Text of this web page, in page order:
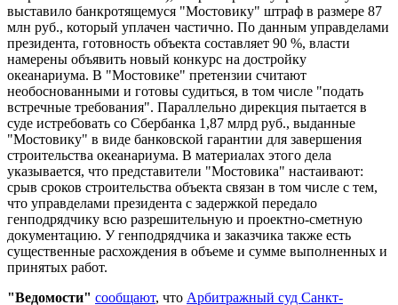
выставило банкротящемуся "Мостовику" штраф в размере 87
млн руб., который уплачен частично. По данным управделами
президента, готовность объекта составляет 90 %, власти
намерены объявить новый конкурс на достройку
океанариума. В "Мостовике" претензии считают
необоснованными и готовы судиться, в том числе "подать
встречные требования". Параллельно дирекция пытается в
суде истребовать со Сбербанка 1,87 млрд руб., выданные
"Мостовику" в виде банковской гарантии для завершения
строительства океанариума. В материалах этого дела
указывается, что представители "Мостовика" настаивают:
срыв сроков строительства объекта связан в том числе с тем,
что управделами президента с задержкой передало
генподрядчику всю разрешительную и проектно-сметную
документацию. У генподрядчика и заказчика также есть
существенные расхождения в объеме и сумме выполненных и
принятых работ.
"Ведомости" сообщают, что Арбитражный суд Санкт-